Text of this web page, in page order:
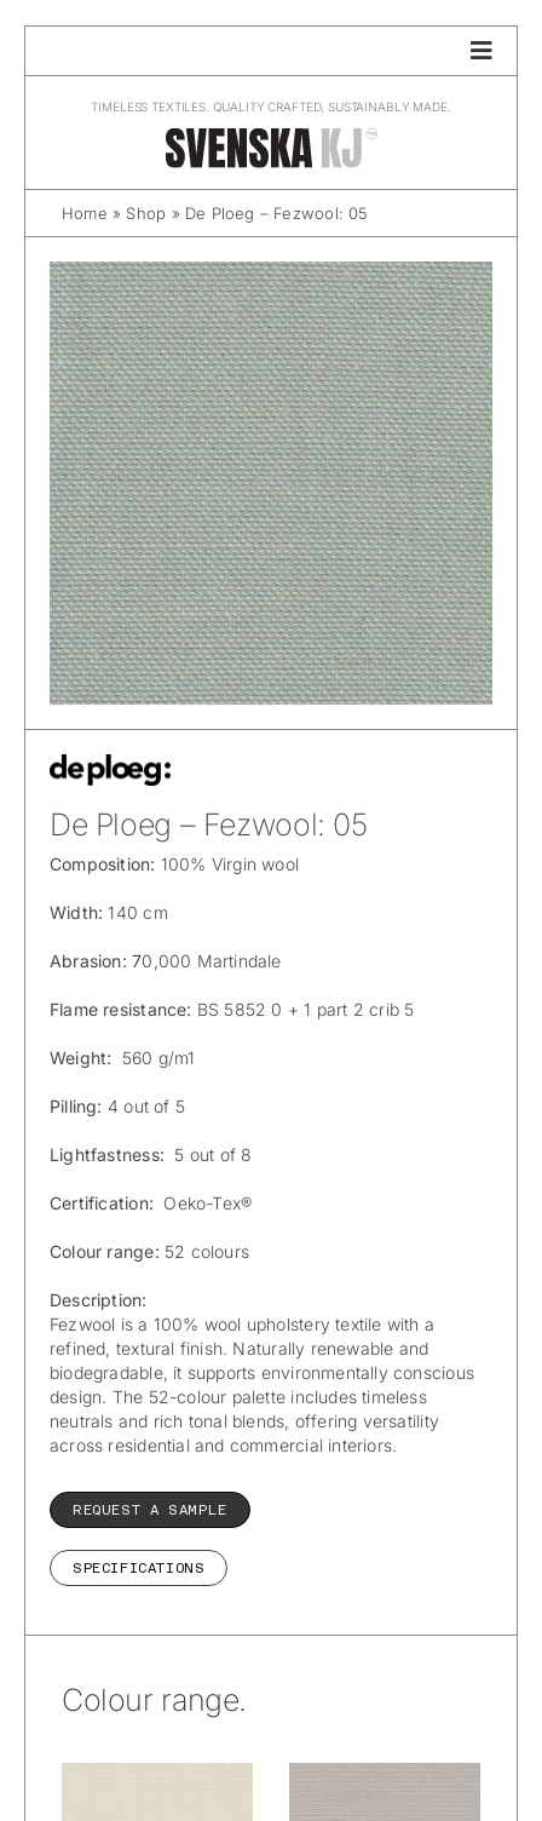
TIMELESS TEXTILES. QUALITY CRAFTED, SUSTAINABLY MADE.
Home » Shop » De Ploeg – Fezwool: 05
De Ploeg – Fezwool: 05
Composition: 100% Virgin wool
Width: 140 cm
Abrasion: 70,000 Martindale
Flame resistance: BS 5852 0 + 1 part 2 crib 5
Weight: 560 g/m1
Pilling: 4 out of 5
Lightfastness: 5 out of 8
Certification: Oeko-Tex®
Colour range: 52 colours
Description:
Fezwool is a 100% wool upholstery textile with a
refined, textural finish. Naturally renewable and
biodegradable, it supports environmentally conscious
design. The 52-colour palette includes timeless
neutrals and rich tonal blends, offering versatility
across residential and commercial interiors.
REQUEST A SAMPLE
SPECIFICATIONS
Colour range.